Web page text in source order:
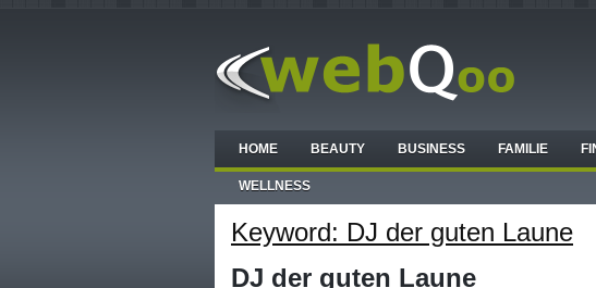
HOME BEAUTY BUSINESS FAMILIE
WELLNESS
Keyword: DJ der guten Laune
DJ der guten Laune